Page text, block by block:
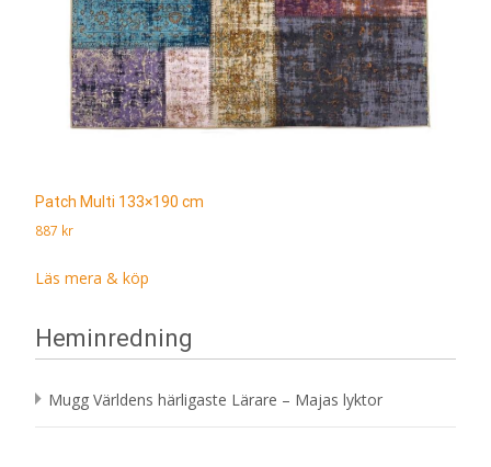
Patch Multi 133×190 cm
887 kr
Läs mera & köp
Heminredning
Mugg Världens härligaste Lärare – Majas lyktor